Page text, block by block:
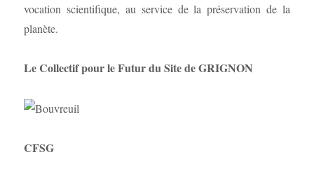
vocation scientifique, au service de la préservation de la
planète.
Le Collectif pour le Futur du Site de GRIGNON
CFSG